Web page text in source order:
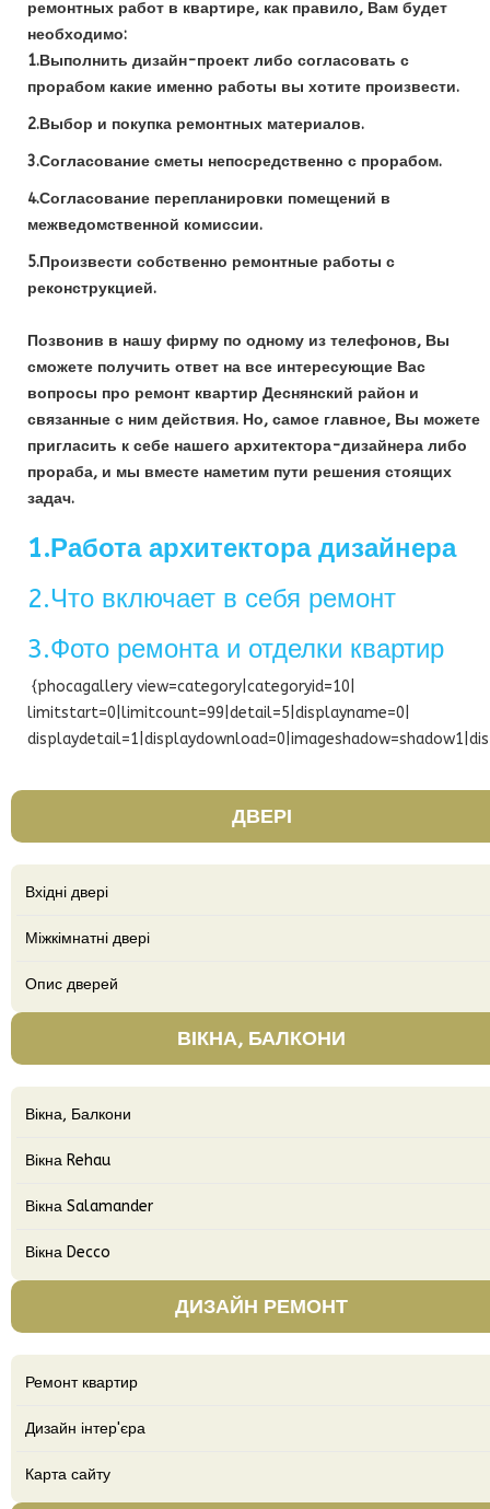
ремонтных работ в квартире, как правило, Вам будет
необходимо:
1.Выполнить дизайн-проект либо согласовать с
прорабом какие именно работы вы хотите произвести.
2.Выбор и покупка ремонтных материалов.
3.Согласование сметы непосредственно с прорабом.
4.Согласование перепланировки помещений в
межведомственной комиссии.
5.Произвести собственно ремонтные работы с
реконструкцией.
Позвонив в нашу фирму по одному из телефонов, Вы
сможете получить ответ на все интересующие Вас
вопросы про ремонт квартир Деснянский район и
связанные с ним действия. Но, самое главное, Вы можете
пригласить к себе нашего архитектора-дизайнера либо
прораба, и мы вместе наметим пути решения стоящих
задач.
1.Работа архитектора дизайнера
2.Что включает в себя ремонт
3.Фото ремонта и отделки квартир
{phocagallery view=category|categoryid=10|
limitstart=0|limitcount=99|detail=5|displayname=0|
ДВЕРІ
Вхідні двері
Міжкімнатні двері
Опис дверей
ВІКНА, БАЛКОНИ
Вікна, Балкони
Вікна Rehau
Вікна Salamander
Вікна Decco
ДИЗАЙН РЕМОНТ
Ремонт квартир
Дизайн інтер'єра
Карта сайту